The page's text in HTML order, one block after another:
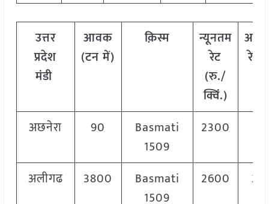
उत्तर
प्रदेश
मंडी
आवक
(टन में)
क़िस्म
न्यूनतम
रेट
(रु./
क्विं.)
रेट
अछनेरा 90
Basmati
1509
2300
अलीगढ 3800
Basmati
1509
2600